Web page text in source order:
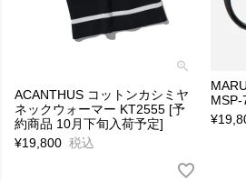
ACANTHUS コットンカシミヤ
ネックウォーマー KT2555 [予
約商品 10月下旬入荷予定]
¥19,800 税込
MSP-
¥